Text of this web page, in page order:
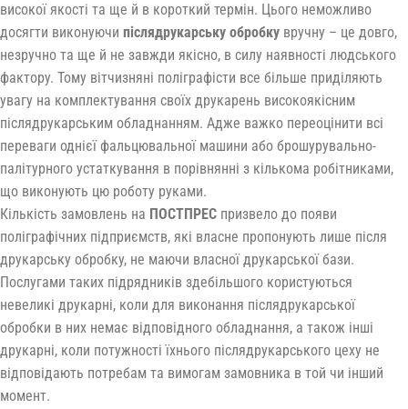
високої якості та ще й в короткий термін. Цього неможливо
досягти виконуючи післядрукарську обробку вручну – це довго,
незручно та ще й не завжди якісно, в силу наявності людського
фактору. Тому вітчизняні поліграфісти все більше приділяють
увагу на комплектування своїх друкарень високоякісним
післядрукарським обладнанням. Адже важко переоцінити всі
переваги однієї фальцювальної машини або брошурувально-
палітурного устаткування в порівнянні з кількома робітниками,
що виконують цю роботу руками.
Кількість замовлень на ПОСТПРЕС призвело до появи
поліграфічних підприємств, які власне пропонують лише після
друкарську обробку, не маючи власної друкарської бази.
Послугами таких підрядників здебільшого користуються
невеликі друкарні, коли для виконання післядрукарської
обробки в них немає відповідного обладнання, а також інші
друкарні, коли потужності їхнього післядрукарського цеху не
відповідають потребам та вимогам замовника в той чи інший
момент.